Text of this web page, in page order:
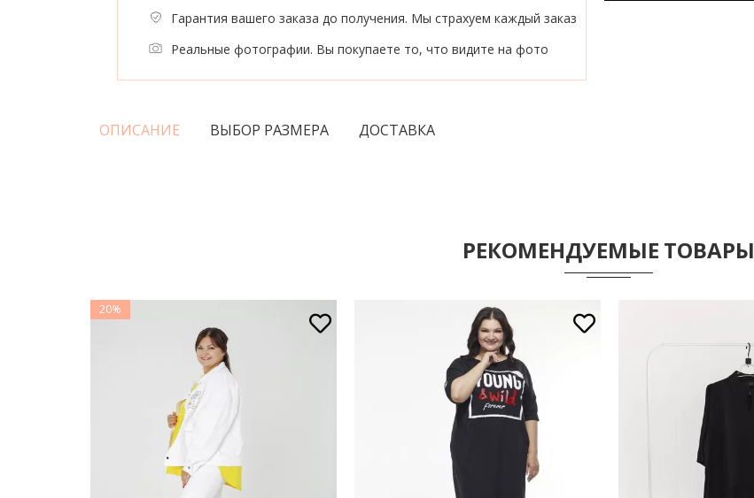
Гарантия вашего заказа до получения. Мы страхуем каждый заказ
Реальные фотографии. Вы покупаете то, что видите на фото
ОПИСАНИЕ ВЫБОР РАЗМЕРА ДОСТАВКА
РЕКОМЕНДУЕМЫЕ ТОВАРЫ
20%